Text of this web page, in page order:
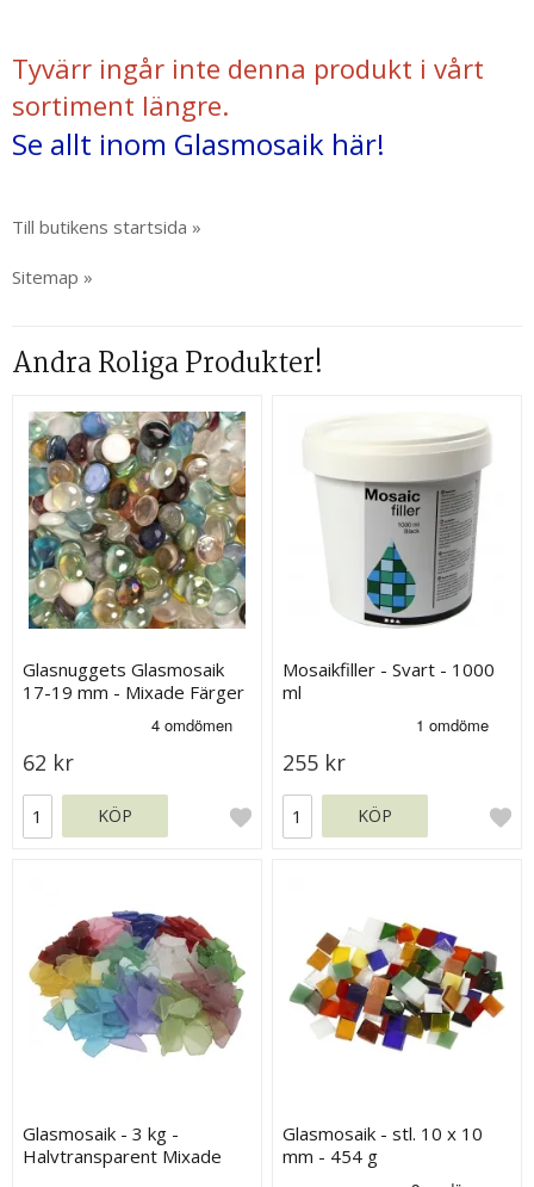
Tyvärr ingår inte denna produkt i vårt
sortiment längre.
Se allt inom Glasmosaik här!
Till butikens startsida »
Sitemap »
Andra Roliga Produkter!
Glasnuggets Glasmosaik
17-19 mm - Mixade Färger
62 kr
KÖP
Mosaikfiller - Svart - 1000
ml
255 kr
KÖP
Glasmosaik - 3 kg -
Halvtransparent Mixade
Glasmosaik - stl. 10 x 10
mm - 454 g